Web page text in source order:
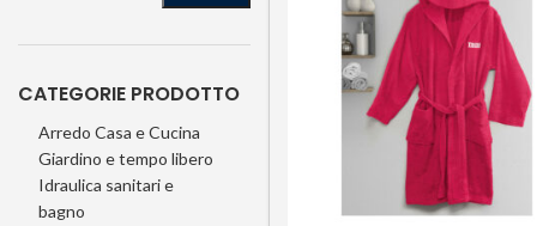
CATEGORIE PRODOTTO
Arredo Casa e Cucina
Giardino e tempo libero
Idraulica sanitari e
bagno